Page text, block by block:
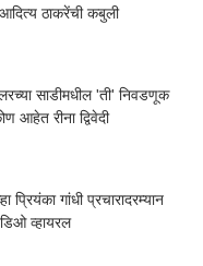
ठाकरेंची कबुली
साडीमधील 'ती' निवडणूक
आहेत रीना द्विवेदी
गांधी प्रचारादरम्यान
व्हायरल